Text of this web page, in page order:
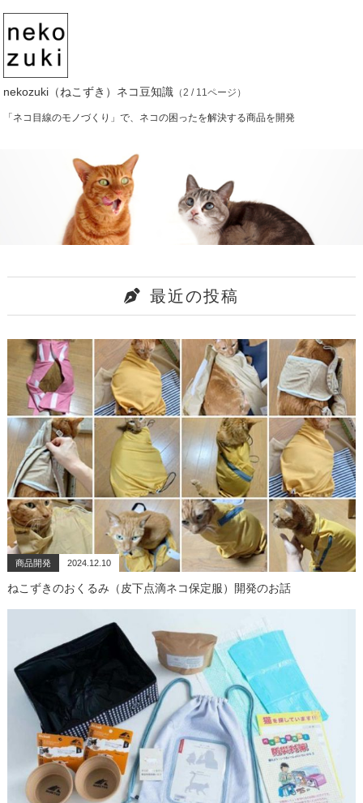
nekozuki（ねこずき）ネコ豆知識 （2 / 11ページ）
「ネコ目線のモノづくり」で、ネコの困ったを解決する商品を開発
最近の投稿
商品開発 2024.12.10
ねこずきのおくるみ（皮下点滴ネコ保定服）開発のお話